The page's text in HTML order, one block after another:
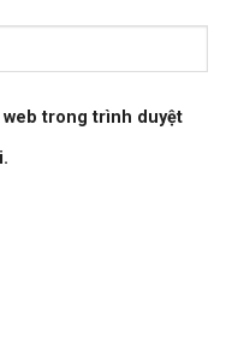
web trong trình duyệt